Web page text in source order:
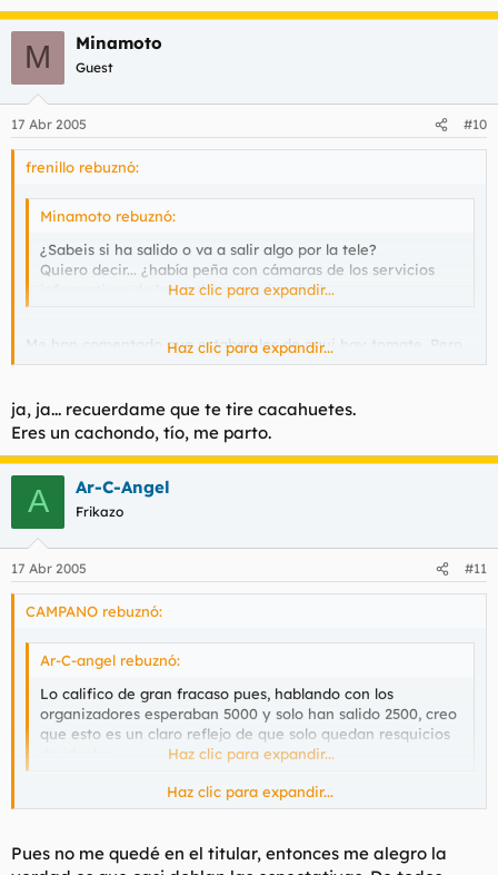
M Minamoto
Guest
17 Abr 2005 #10
frenillo rebuznó:
Minamoto rebuznó:
¿Sabeis si ha salido o va a salir algo por la tele?
Quiero decir... ¿había peña con cámaras de los servicios
informativos de las cadenas nacionales?
Haz clic para expandir...
Me han comentado que estaban los de aqui hay tomate. Pero
por ser domingo en vez de reporteros normales ha tendo que ir
UNO a UNO
menuda maquina el gordito
Haz clic para expandir...
ja, ja... recuerdame que te tire cacahuetes.
Eres un cachondo, tío, me parto.
A Ar-C-Angel
Frikazo
17 Abr 2005 #11
CAMPANO rebuznó:
Ar-C-angel rebuznó:
Lo califico de gran fracaso pues, hablando con los
organizadores esperaban 5000 y solo han salido 2500, creo
que esto es un claro reflejo de que solo quedan resquicios
Haz clic para expandir...
¿Has leido lo que he puesto?
Haz clic para expandir...
Pues no me quedé en el titular, entonces me alegro la